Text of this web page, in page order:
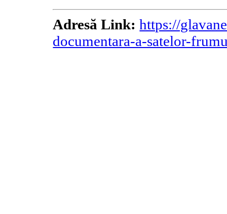
Adresă Link: https://
documentara-a-satelor-